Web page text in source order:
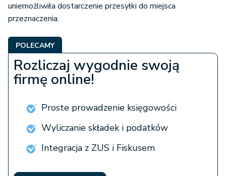
uniemożliwiła dostarczenie przesyłki do miejsca
przeznaczenia.
POLECAMY
Rozliczaj wygodnie swoją
firmę online!
Proste prowadzenie księgowości
Wyliczanie składek i podatków
Integracja z ZUS i Fiskusem